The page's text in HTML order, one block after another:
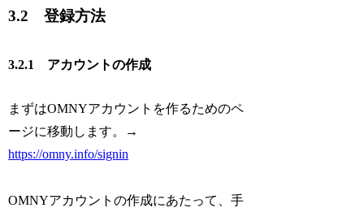
3.2 登録方法
3.2.1 アカウントの作成
まずはOMNYアカウントを作るためのペ
ージに移動します。→
https://omny.info/signin
OMNYアカウントの作成にあたって、手